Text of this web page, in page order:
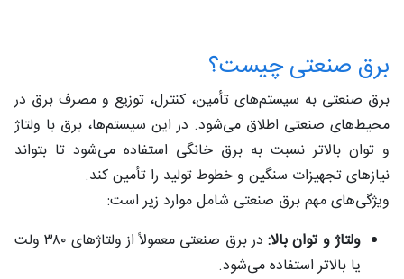
برق صنعتی چیست؟
برق صنعتی به سیستم‌های تأمین، کنترل، توزیع و مصرف برق در
محیط‌های صنعتی اطلاق می‌شود. در این سیستم‌ها، برق با ولتاژ
و توان بالاتر نسبت به برق خانگی استفاده می‌شود تا بتواند
نیازهای تجهیزات سنگین و خطوط تولید را تأمین کند.
ویژگی‌های مهم برق صنعتی شامل موارد زیر است:
ولتاژ و توان بالا:
در برق صنعتی معمولاً از ولتاژهای ۳۸۰ ولت
یا بالاتر استفاده می‌شود.